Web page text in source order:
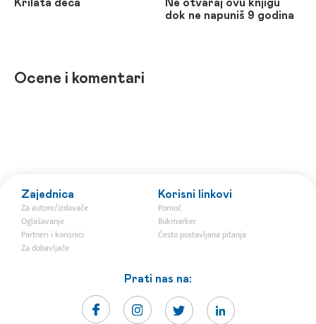
Krilata deca
Ne otvaraj ovu knjigu
dok ne napuniš 9 godina
Ocene i komentari
Zajednica
Za autore/izdavače
Oglašavanje
Partneri i korisnici
Za dobavljače
Korisni linkovi
Pomoć
Bukmarker
Često postavljana pitanja
Prati nas na: